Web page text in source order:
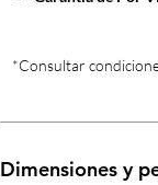
*Consultar
Dimensiones y